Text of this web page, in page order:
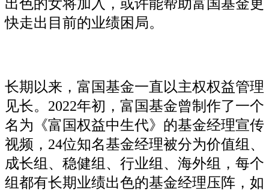
出色的女将加入，或许能帮助富国基金更
快走出目前的业绩困局。
长期以来，富国基金一直以主权权益管理
见长。2022年初，富国基金曾制作了一个
名为《富国权益中生代》的基金经理宣传
视频，24位知名基金经理被分为价值组、
成长组、稳健组、行业组、海外组，每个
组都有长期业绩出色的基金经理压阵，如